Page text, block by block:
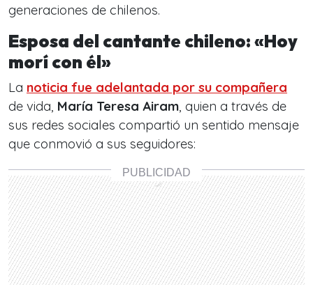
generaciones de chilenos.
Esposa del cantante chileno: «Hoy
morí con él»
La noticia fue adelantada por su compañera
de vida, María Teresa Airam, quien a través de
sus redes sociales compartió un sentido mensaje
que conmovió a sus seguidores: